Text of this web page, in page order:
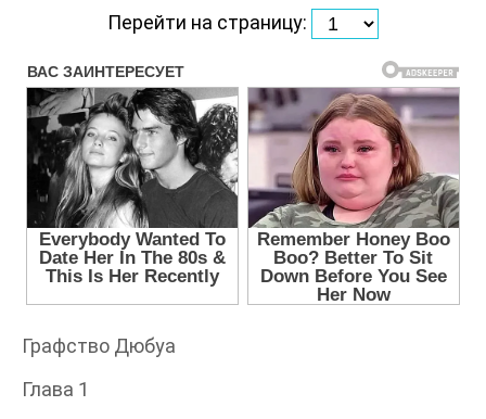
Перейти на страницу:
Графство Дюбуа
Глава 1